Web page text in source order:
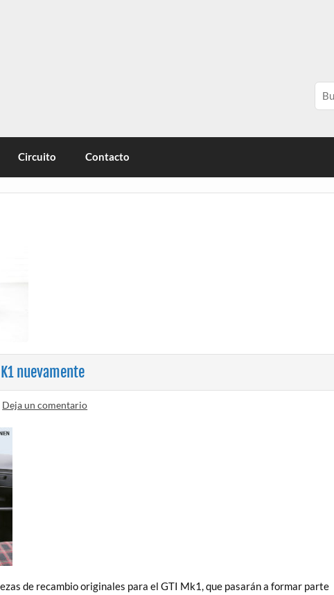
Circuito Contacto
nuevamente
Deja un comentario
de recambio originales para el GTI Mk1, que pasarán a formar parte